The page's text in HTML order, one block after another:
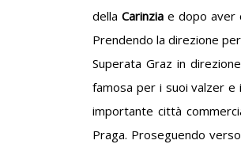
dellaCarinzia e dopo aver
Prendendo la direzione
Superata Graz in
famosa per i suoi valzer e
importante città
Praga. Proseguendo